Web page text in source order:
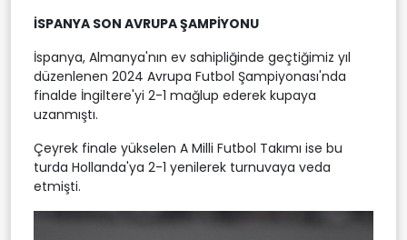
İSPANYA SON AVRUPA ŞAMPİYONU
İspanya, Almanya'nın ev sahipliğinde geçtiğimiz yıl
düzenlenen 2024 Avrupa Futbol Şampiyonası'nda
finalde İngiltere'yi 2-1 mağlup ederek kupaya
uzanmıştı.
Çeyrek finale yükselen A Milli Futbol Takımı ise bu
turda Hollanda'ya 2-1 yenilerek turnuvaya veda
etmişti.